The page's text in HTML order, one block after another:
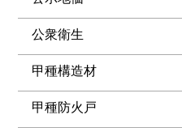
公衆衛生
甲種構造材
甲種防火戸